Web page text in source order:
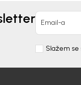
Email-a
Slažem se